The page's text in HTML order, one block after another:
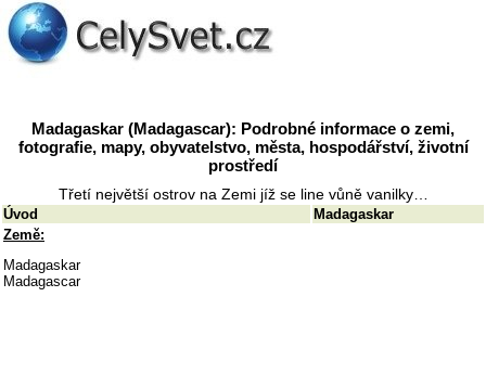
Madagaskar (Madagascar): Podrobné informace o zemi,
fotografie, mapy, obyvatelstvo, města, hospodářství, životní
prostředí
Třetí největší ostrov na Zemi jíž se line vůně vanilky…
Úvod
Madagaskar
Země:
Madagaskar
Madagascar